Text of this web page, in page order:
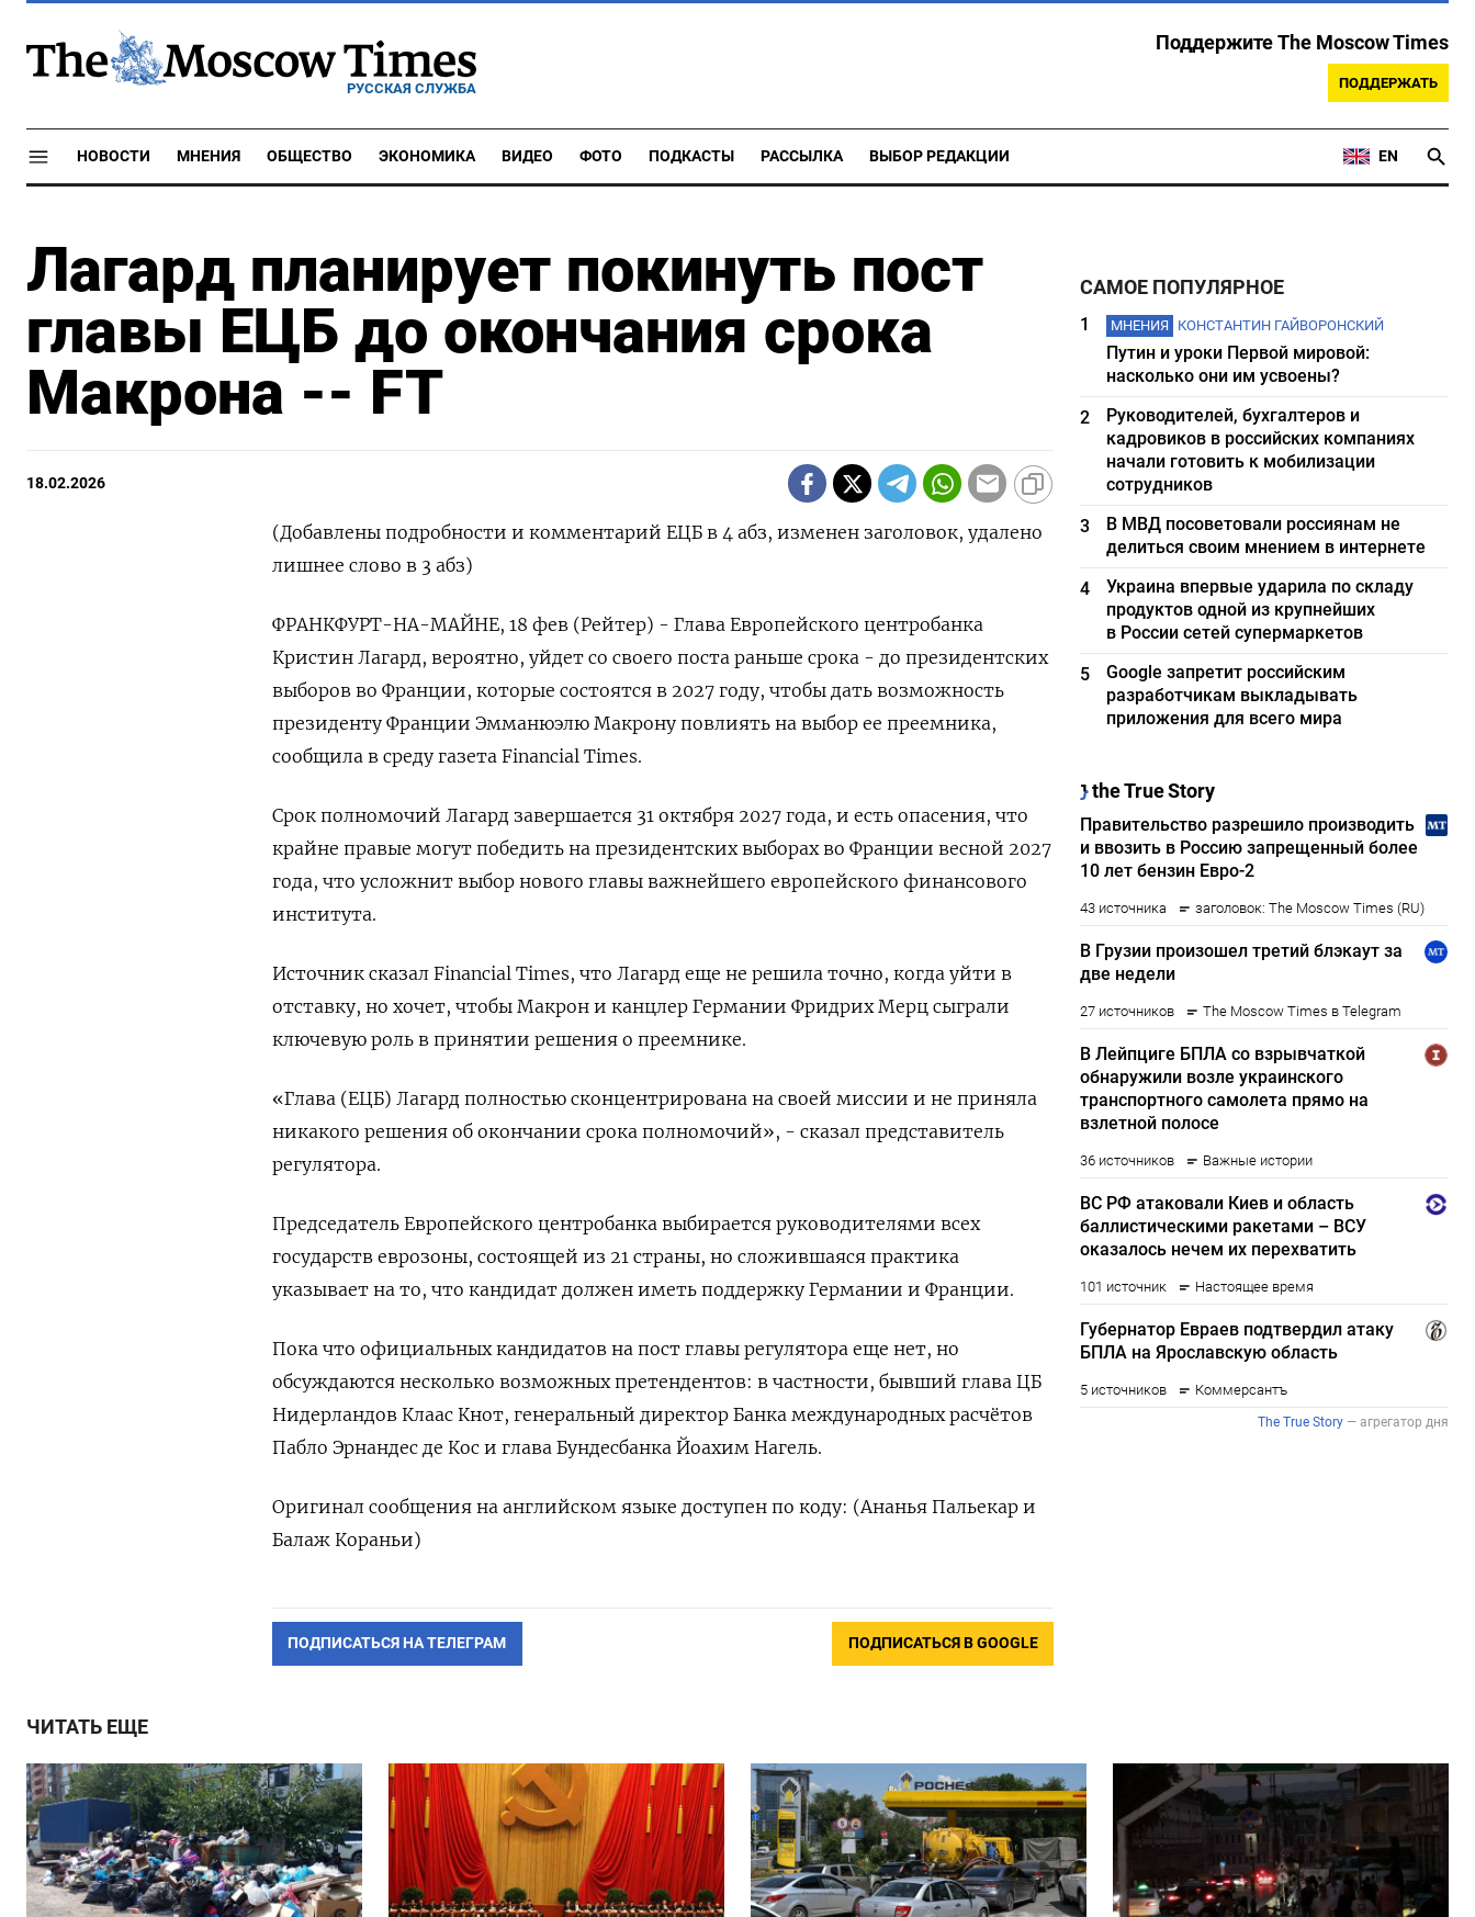
РУССКАЯ СЛУЖБА
Поддержите The Moscow Times
ПОДДЕРЖАТЬ
НОВОСТИ МНЕНИЯ ОБЩЕСТВО ЭКОНОМИКА ВИДЕО ФОТО ПОДКАСТЫ РАССЫЛКА ВЫБОР РЕДАКЦИИ EN
Лагард планирует покинуть пост
главы ЕЦБ до окончания срока
Макрона -- FT
18.02.2026
(Добавлены подробности и комментарий ЕЦБ в 4 абз, изменен заголовок, удалено
лишнее слово в 3 абз)
ФРАНКФУРТ-НА-МАЙНЕ, 18 ‌фев (Рейтер) - Глава Европейского центробанка
Кристин Лагард, вероятно, уйдет со своего поста раньше срока - до президентских
выборов во Франции, которые состоятся в ​2027 году, чтобы ​дать возможность ​
президенту Франции Эмманюэлю Макрону ⁠повлиять на выбор ее преемника,
‌сообщила в среду газета Financial Times.
Срок ‌полномочий Лагард завершается 31 октября 2027 года, и есть опасения, что ​
крайне правые могут победить на президентских выборах во ‌Франции весной 2027
года, что усложнит выбор нового главы ​важнейшего европейского финансового
института.
Источник сказал Financial Times, что ‌Лагард еще не решила точно, когда уйти в
отставку, но хочет, чтобы Макрон и канцлер Германии Фридрих ​Мерц сыграли
ключевую ​роль в ‌принятии решения о преемнике.
«Глава (ЕЦБ) Лагард полностью сконцентрирована ​на своей миссии и не приняла
никакого решения об окончании срока полномочий», - сказал представитель
регулятора.
Председатель Европейского центробанка выбирается руководителями всех
государств еврозоны, состоящей из 21 страны, но сложившаяся практика
указывает на то, что кандидат должен иметь поддержку Германии и Франции.
Пока что ​официальных кандидатов на ⁠пост главы регулятора еще нет, но
обсуждаются несколько возможных претендентов: в частности, бывший глава ‌ЦБ
Нидерландов Клаас Кнот, генеральный директор Банка международных ‌расчётов
Пабло Эрнандес де Кос и глава Бундесбанка Йоахим Нагель.
Оригинал ​сообщения на английском языке доступен по коду: (‌Ананья Пальекар и
Балаж Кораньи)
ПОДПИСАТЬСЯ НА ТЕЛЕГРАМ ПОДПИСАТЬСЯ В GOOGLE
САМОЕ ПОПУЛЯРНОЕ
1 МНЕНИЯ КОНСТАНТИН ГАЙВОРОНСКИЙ
Путин и уроки Первой мировой:
насколько они им усвоены?
2
Руководителей, бухгалтеров и
кадровиков в российских компаниях
начали готовить к мобилизации
сотрудников
3
В МВД посоветовали россиянам не
делиться своим мнением в интернете
4
Украина впервые ударила по складу
продуктов одной из крупнейших
в России сетей супермаркетов
5
Google запретит российским
разработчикам выкладывать
приложения для всего мира
ЧИТАТЬ ЕЩЕ